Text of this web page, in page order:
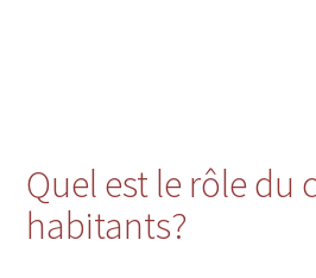
Quel est le rôle du
habitants?